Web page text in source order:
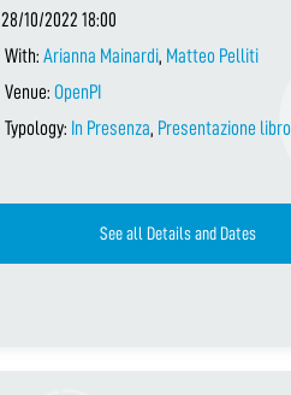
28/10/2022 18:00
With: Arianna Mainardi, Matteo Pelliti
Venue: OpenPI
Typology: In Presenza, Presentazione libro
See all Details and Dates